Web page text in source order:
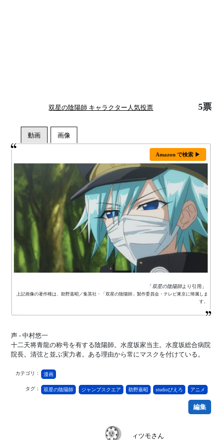
双星の陰陽師 キャラクター人気投票 5票
Amazon で検索 ▶
「双星の陰陽師より引用」
上記画像の著作権は、助野嘉昭／集英社・「双星の陰陽師」製作委員会・テレビ東京に帰属しま
す。
声 - 中村悠一
十二天将青龍の称号を有する陰陽師。水度坂家当主。水度坂総合病院
院長。清弦と並ぶ実力者。ある理由から常にマスクを付けている。
カテゴリ： 漫画
タグ： 双星の陰陽師 ジャンプスクエア 助野嘉昭 studioぴえろ アニメ
編集
ィツモさん